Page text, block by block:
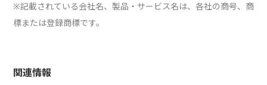
※記載されている会社名、製品・サービス名は、各社の商号、商
標または登録商標です。
関連情報